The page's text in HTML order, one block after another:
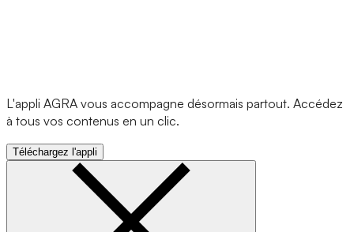
L'appli AGRA vous accompagne désormais partout. Accédez
à tous vos contenus en un clic.
Téléchargez l'appli